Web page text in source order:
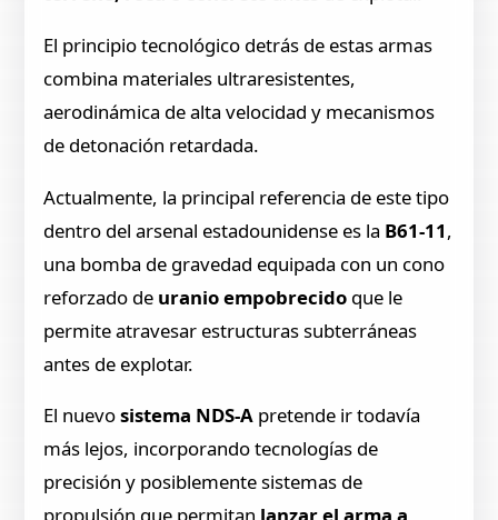
El principio tecnológico detrás de estas armas
combina materiales ultraresistentes,
aerodinámica de alta velocidad y mecanismos
de detonación retardada.
Actualmente, la principal referencia de este tipo
dentro del arsenal estadounidense es la B61-11,
una bomba de gravedad equipada con un cono
reforzado de uranio empobrecido que le
permite atravesar estructuras subterráneas
antes de explotar.
El nuevosistema NDS-A pretende ir todavía
más lejos, incorporando tecnologías de
precisión y posiblemente sistemas de